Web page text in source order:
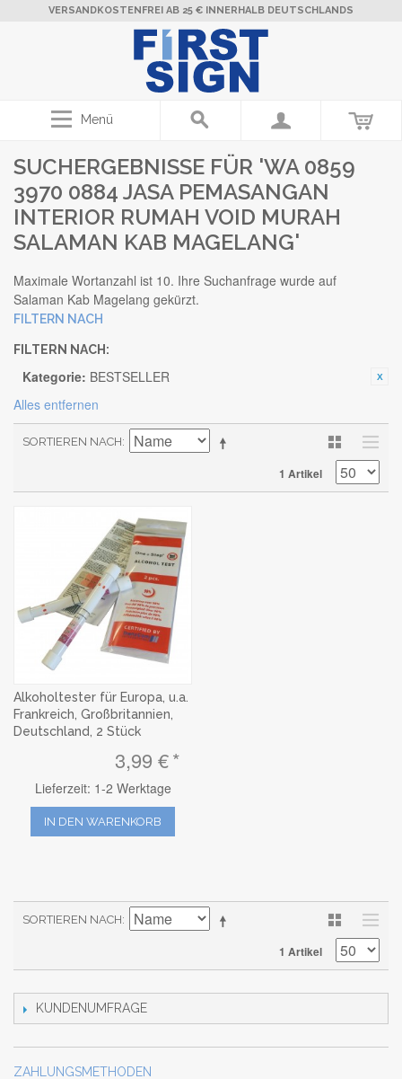
VERSANDKOSTENFREI AB 25 € INNERHALB DEUTSCHLANDS
Menü
SUCHERGEBNISSE FÜR 'WA 0859
3970 0884 JASA PEMASANGAN
INTERIOR RUMAH VOID MURAH
SALAMAN KAB MAGELANG'
Maximale Wortanzahl ist 10. Ihre Suchanfrage wurde auf
Salaman Kab Magelang gekürzt.
FILTERN NACH
FILTERN NACH:
Kategorie: BESTSELLER
Alles entfernen
SORTIEREN NACH
1 Artikel
Alkoholtester für Europa, u.a.
Frankreich, Großbritannien,
Deutschland, 2 Stück
3,99 €
Lieferzeit: 1-2 Werktage
IN DEN WARENKORB
SORTIEREN NACH
1 Artikel
KUNDENUMFRAGE
ZAHLUNGSMETHODEN